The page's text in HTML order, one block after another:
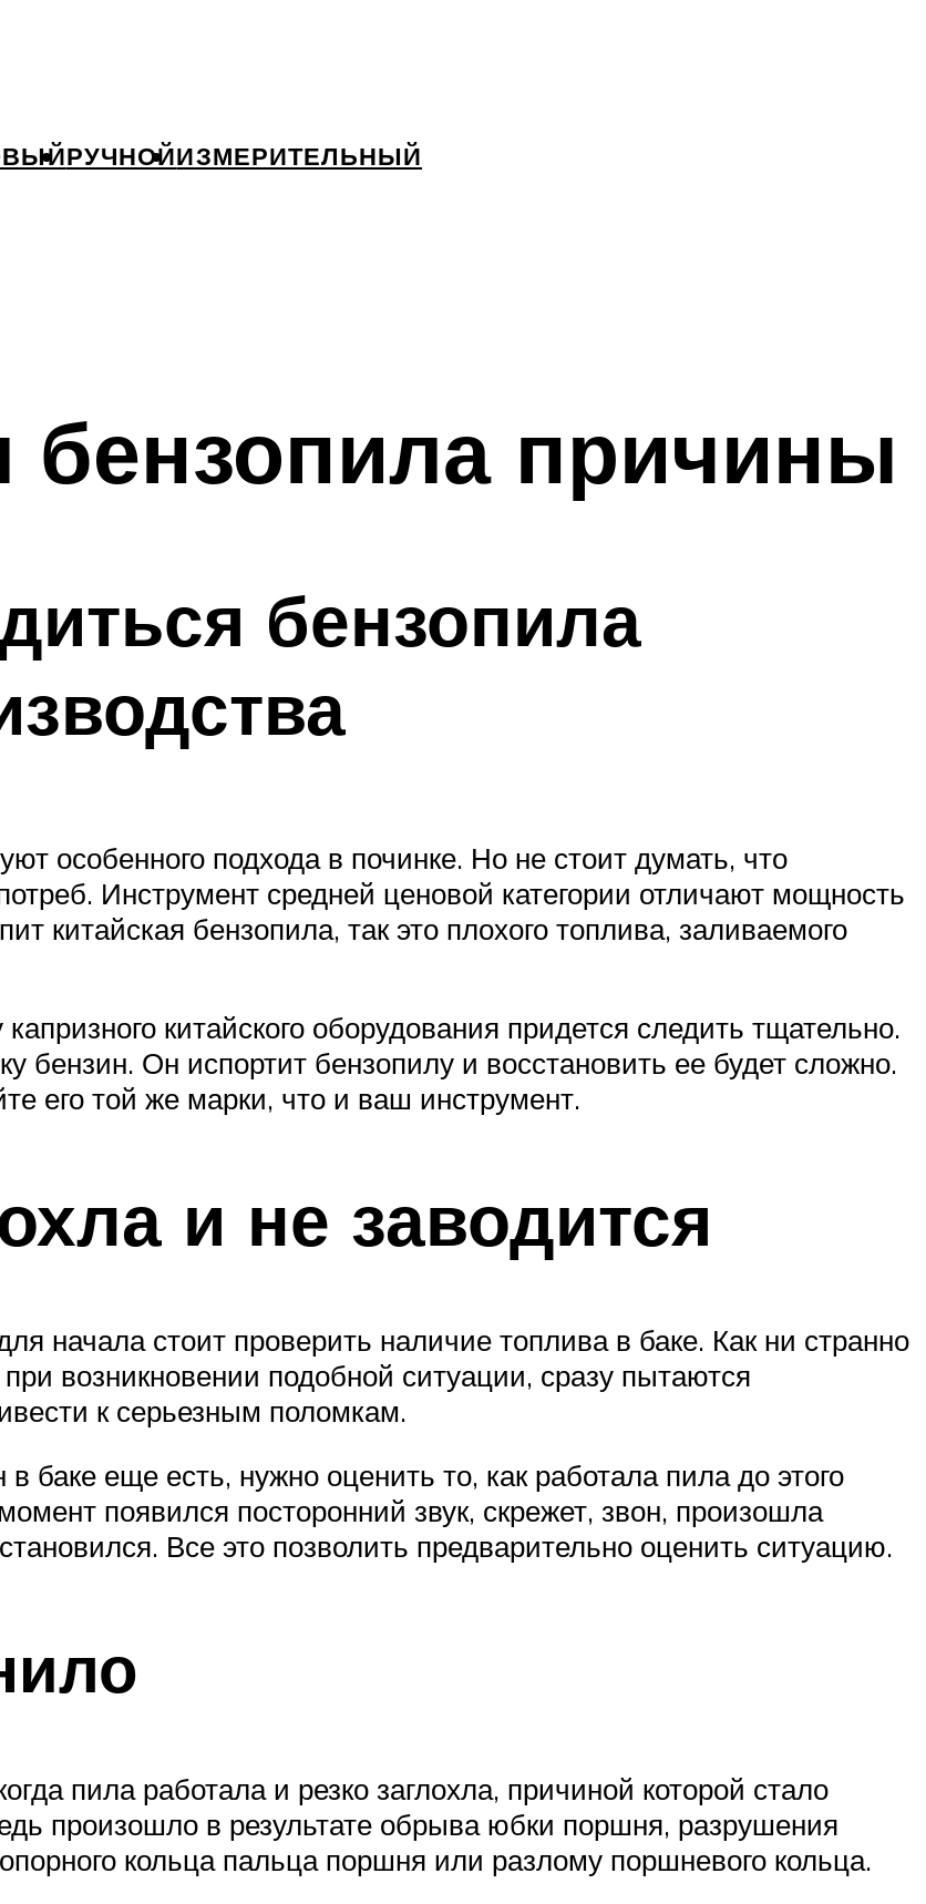
РУЧНОЙИЗМЕРИТЕЛЬНЫЙ
бензопила причины
бензопила
особенного подхода в починке. Но не стоит думать, что
Инструмент средней ценовой категории отличают мощность
китайская бензопила, так это плохого топлива, заливаемого
китайского оборудования придется следить тщательно.
бензин. Он испортит бензопилу и восстановить ее будет сложно.
его той же марки, что и ваш инструмент.
и не заводится
начала стоит проверить наличие топлива в баке. Как ни странно
возникновении подобной ситуации, сразу пытаются
к серьезным поломкам.
баке еще есть, нужно оценить то, как работала пила до этого
появился посторонний звук, скрежет, звон, произошла
Все это позволить предварительно оценить ситуацию.
пила работала и резко заглохла, причиной которой стало
произошло в результате обрыва юбки поршня, разрушения
кольца пальца поршня или разлому поршневого кольца.